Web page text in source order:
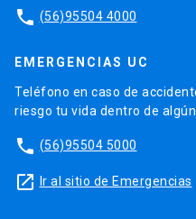
phone (56)95504 4000
EMERGENCIAS UC
Teléfono en caso de
riesgo tu vida dentro de
phone (56)95504 5000
launch Ir al sitio de Emergencias